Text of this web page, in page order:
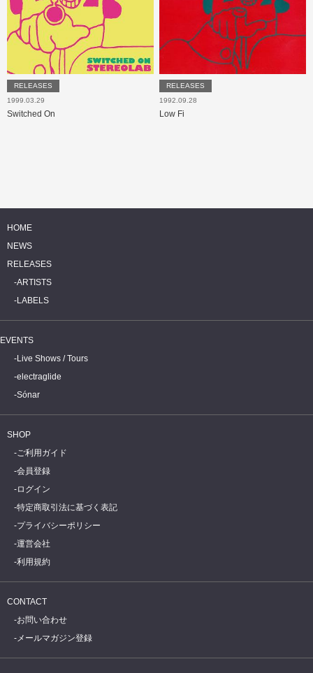
RELEASES
1999.03.29
Switched On
RELEASES
1992.09.28
Low Fi
HOME
NEWS
RELEASES
ARTISTS
LABELS
EVENTS
Live Shows / Tours
electraglide
Sónar
SHOP
ご利用ガイド
会員登録
ログイン
特定商取引法に基づく表記
プライバシーポリシー
運営会社
利用規約
CONTACT
お問い合わせ
メールマガジン登録